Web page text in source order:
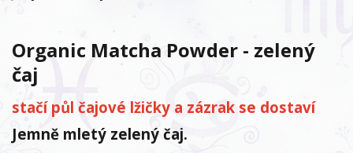
Organic Matcha Powder - zelený
čaj
stačí půl čajové lžičky a zázrak se dostaví
Jemně mletý zelený čaj.